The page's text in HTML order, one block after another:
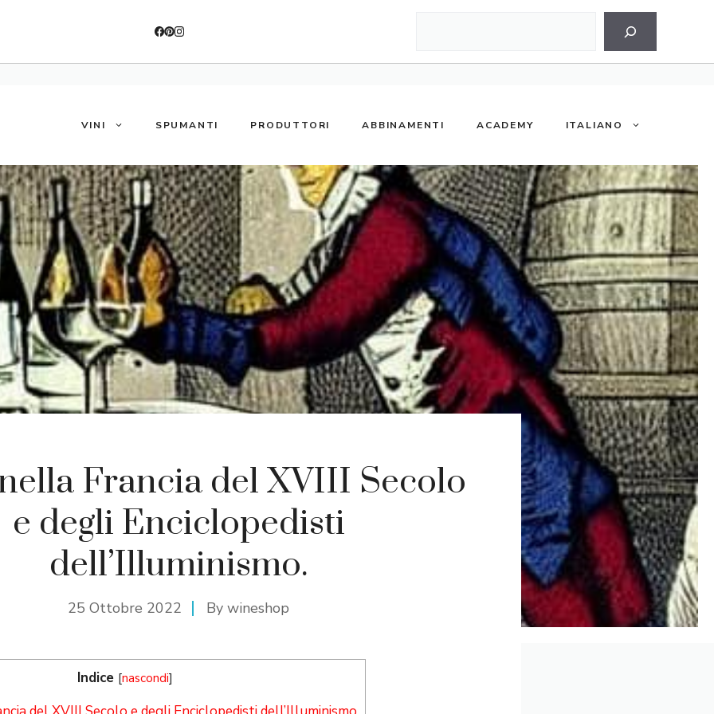
VINI SPUMANTI PRODUTTORI ABBINAMENTI ACADEMY ITALIANO
Francia del XVIII Secolo
e degli Enciclopedisti
dell’Illuminismo.
25 Ottobre 2022 By wineshop
Indice [nascondi]